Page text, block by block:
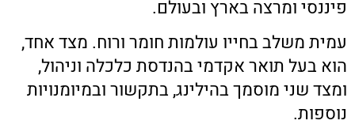
פיננסי ומרצה בארץ ובעולם.
עמית משלב בחייו עולמות חומר ורוח. מצד אחד,
הוא בעל תואר אקדמי בהנדסת כלכלה וניהול,
ומצד שני מוסמך בהילינג, בתקשור ובמיומנויות
נוספות.